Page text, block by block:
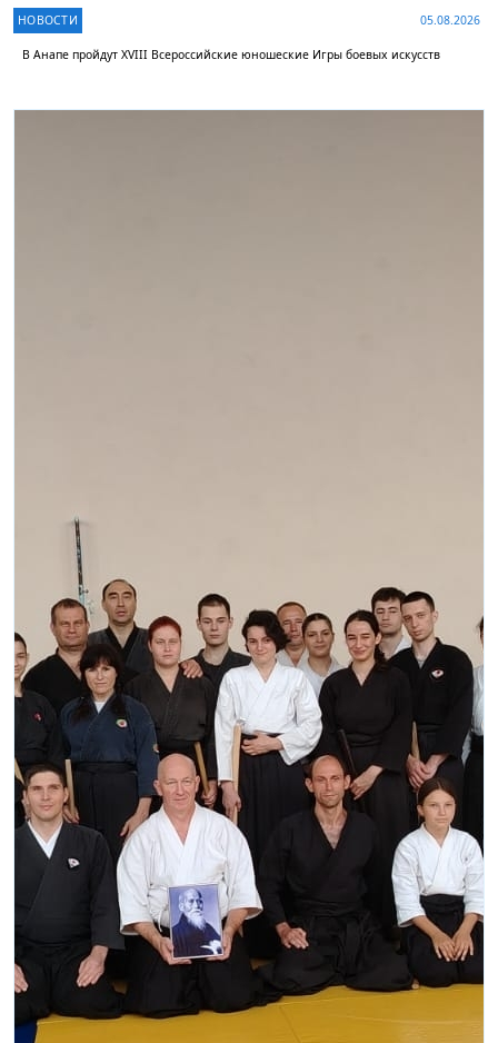
НОВОСТИ 05.08.2026
В Анапе пройдут XVIII Всероссийские юношеские Игры боевых искусств